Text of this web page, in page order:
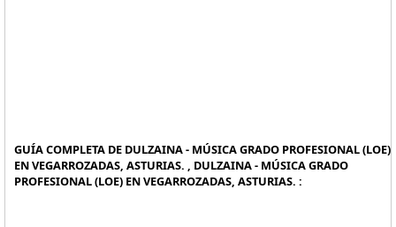
GUÍA COMPLETA DE DULZAINA - MÚSICA GRADO PROFESIONAL (LOE)
EN VEGARROZADAS, ASTURIAS. , DULZAINA - MÚSICA GRADO
PROFESIONAL (LOE) EN VEGARROZADAS, ASTURIAS. :